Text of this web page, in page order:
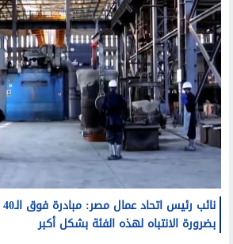
بضرورة الانتباه لهذه الفئة بشكل أكبر